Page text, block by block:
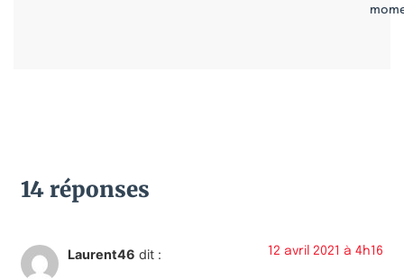
14 réponses
Laurent46 dit : 12 avril 2021 à 4h16